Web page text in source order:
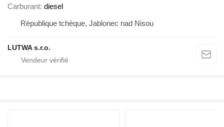
Carburant diesel
République tchèque, Jablonec nad Nisou
LUTWA s.r.o.